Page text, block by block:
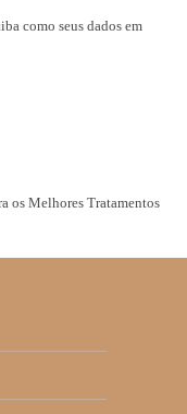
como seus dados em
os Melhores Tratamentos